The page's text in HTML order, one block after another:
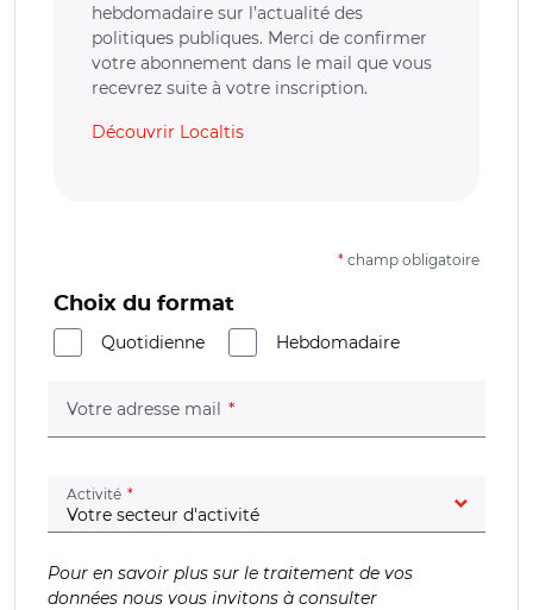
hebdomadaire sur l’actualité des
politiques publiques. Merci de confirmer
votre abonnement dans le mail que vous
recevrez suite à votre inscription.
Découvrir Localtis
* champ obligatoire
Choix du format
Quotidienne
Hebdomadaire
Votre adresse mail (champ obligatoire)
Activité (champ obligatoire)
Pour en savoir plus sur le traitement de vos
données nous vous invitons à consulter